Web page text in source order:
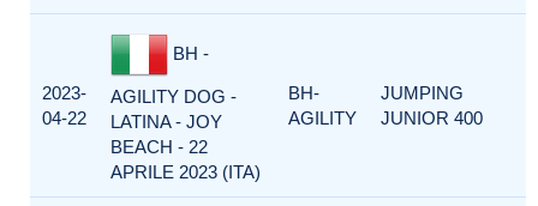
2023-
04-22
BH -
AGILITY DOG -
LATINA - JOY
BEACH - 22
APRILE 2023 (ITA)
BH-
AGILITY
JUMPING
JUNIOR 400